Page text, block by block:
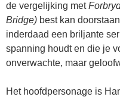
de vergelijking met
Bridge) best kan
inderdaad een briljante
spanning houdt en die je
onverwachte, maar
Het hoofdpersonage is